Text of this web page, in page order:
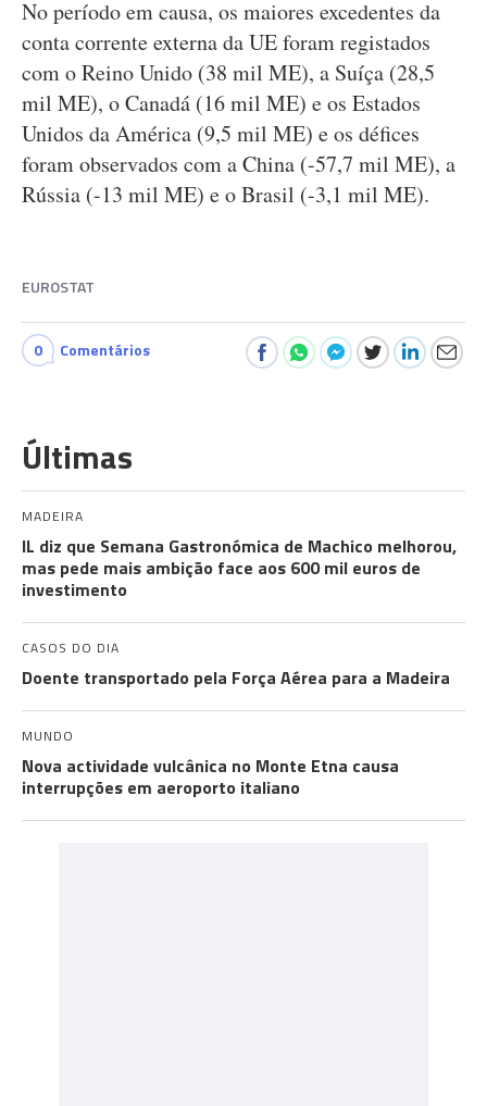
No período em causa, os maiores excedentes da
conta corrente externa da UE foram registados
com o Reino Unido (38 mil ME), a Suíça (28,5
mil ME), o Canadá (16 mil ME) e os Estados
Unidos da América (9,5 mil ME) e os défices
foram observados com a China (-57,7 mil ME), a
Rússia (-13 mil ME) e o Brasil (-3,1 mil ME).
EUROSTAT
0 Comentários
Últimas
MADEIRA
IL diz que Semana Gastronómica de Machico melhorou,
mas pede mais ambição face aos 600 mil euros de
investimento
CASOS DO DIA
Doente transportado pela Força Aérea para a Madeira
MUNDO
Nova actividade vulcânica no Monte Etna causa
interrupções em aeroporto italiano